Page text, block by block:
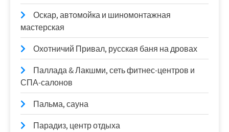
Оскар, автомойка и шиномонтажная
мастерская
Охотничий Привал, русская баня на дровах
Паллада & Лакшми, сеть фитнес-центров и
СПА-салонов
Пальма, сауна
Парадиз, центр отдыха